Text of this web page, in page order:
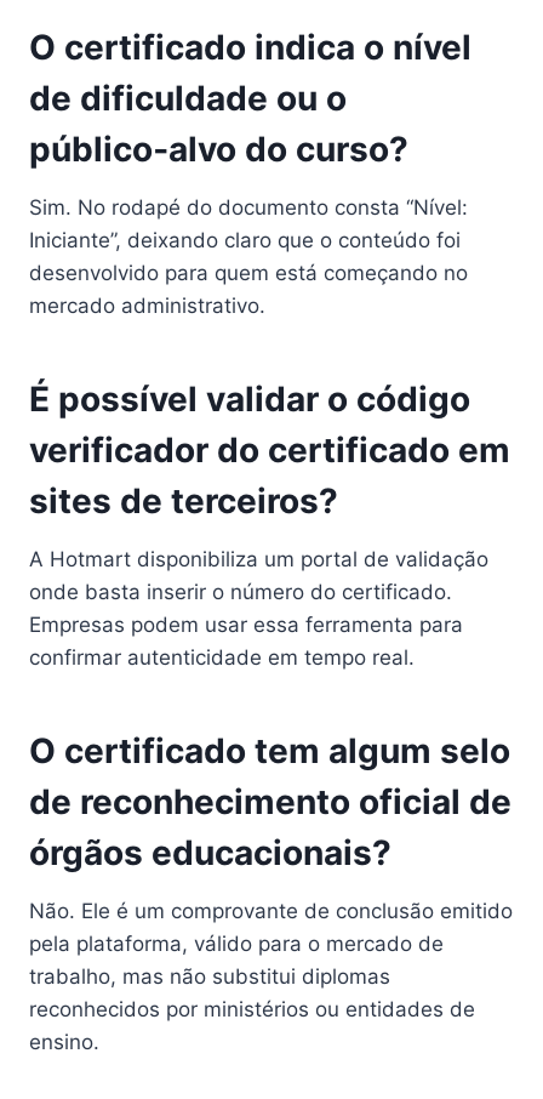
O certificado indica o nível
de dificuldade ou o
público‑alvo do curso?
Sim. No rodapé do documento consta “Nível:
Iniciante”, deixando claro que o conteúdo foi
desenvolvido para quem está começando no
mercado administrativo.
É possível validar o código
verificador do certificado em
sites de terceiros?
A Hotmart disponibiliza um portal de validação
onde basta inserir o número do certificado.
Empresas podem usar essa ferramenta para
confirmar autenticidade em tempo real.
O certificado tem algum selo
de reconhecimento oficial de
órgãos educacionais?
Não. Ele é um comprovante de conclusão emitido
pela plataforma, válido para o mercado de
trabalho, mas não substitui diplomas
reconhecidos por ministérios ou entidades de
ensino.